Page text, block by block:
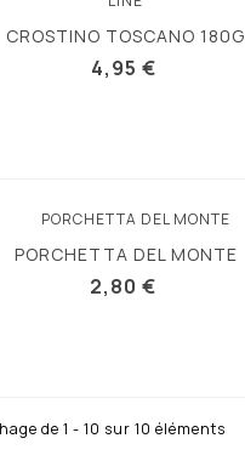
Vue rapide
CROSTINO TOSCANO 180G
4,95 €
Vue rapide
PORCHETTA DEL MONTE
2,80 €
de 1 - 10 sur 10 éléments